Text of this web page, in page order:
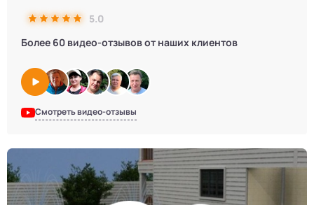
5.0
Более 60 видео-отзывов от наших клиентов
Смотреть видео-отзывы